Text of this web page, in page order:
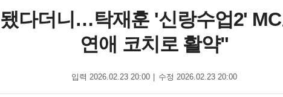
다더니…탁재훈 '신랑수업2'
연애 코치로 활약"
입력 2026.02.23 20:00 수정 2026.02.23 20:00